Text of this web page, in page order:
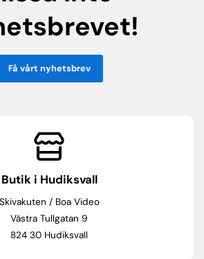
Få vårt nyhetsbrev
Butik i Hudiksvall
Skivakuten / Boa Video
Västra Tullgatan 9
824 30 Hudiksvall